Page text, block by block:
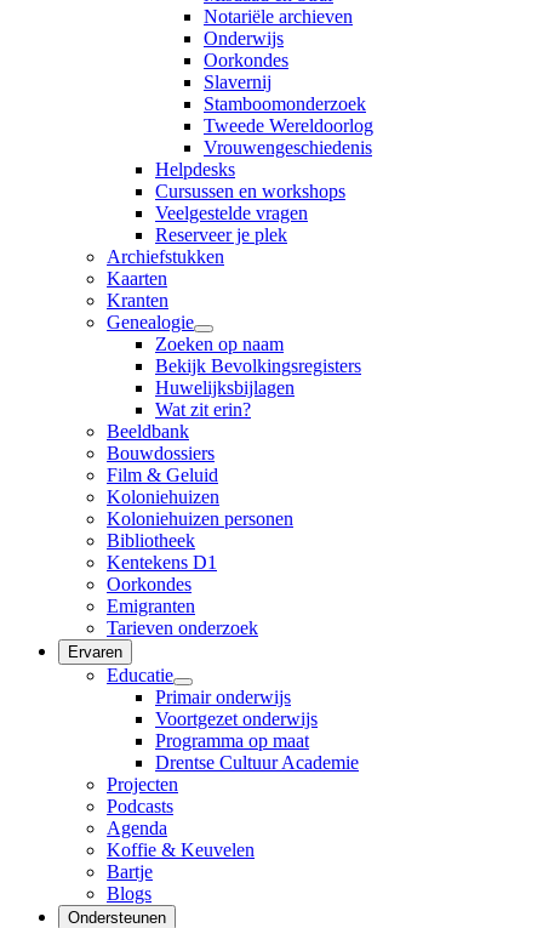
Notariële archieven
Onderwijs
Oorkondes
Slavernij
Stamboomonderzoek
Tweede Wereldoorlog
Vrouwengeschiedenis
Helpdesks
Cursussen en workshops
Veelgestelde vragen
Reserveer je plek
Archiefstukken
Kaarten
Kranten
Genealogie
Zoeken op naam
Bekijk Bevolkingsregisters
Huwelijksbijlagen
Wat zit erin?
Beeldbank
Bouwdossiers
Film & Geluid
Koloniehuizen
Koloniehuizen personen
Bibliotheek
Kentekens D1
Oorkondes
Emigranten
Tarieven onderzoek
Ervaren
Educatie
Primair onderwijs
Voortgezet onderwijs
Programma op maat
Drentse Cultuur Academie
Projecten
Podcasts
Agenda
Koffie & Keuvelen
Bartje
Blogs
Ondersteunen